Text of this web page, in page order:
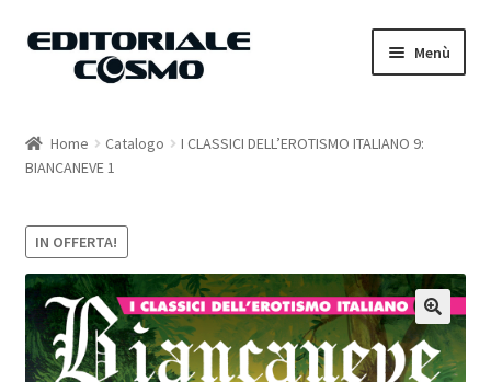
Vai
Vai
Menù
Catalogo
Carrello
Il mio account
Home Catalogo
I CLASSICI DELL’EROTISMO ITALIANO 9:
BIANCANEVE 1
IN OFFERTA!